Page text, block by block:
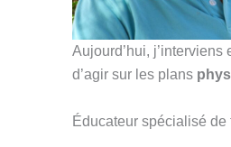
Aujourd’hui, j’interviens
d’agir sur les plans
Éducateur spécialisé